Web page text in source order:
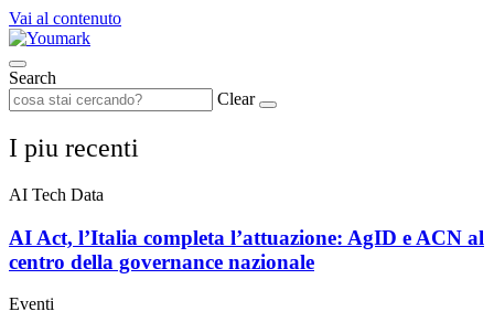
Vai al contenuto
Search
Clear
I piu recenti
AI Tech Data
AI Act, l’Italia completa l’attuazione: AgID e ACN al
centro della governance nazionale
Eventi